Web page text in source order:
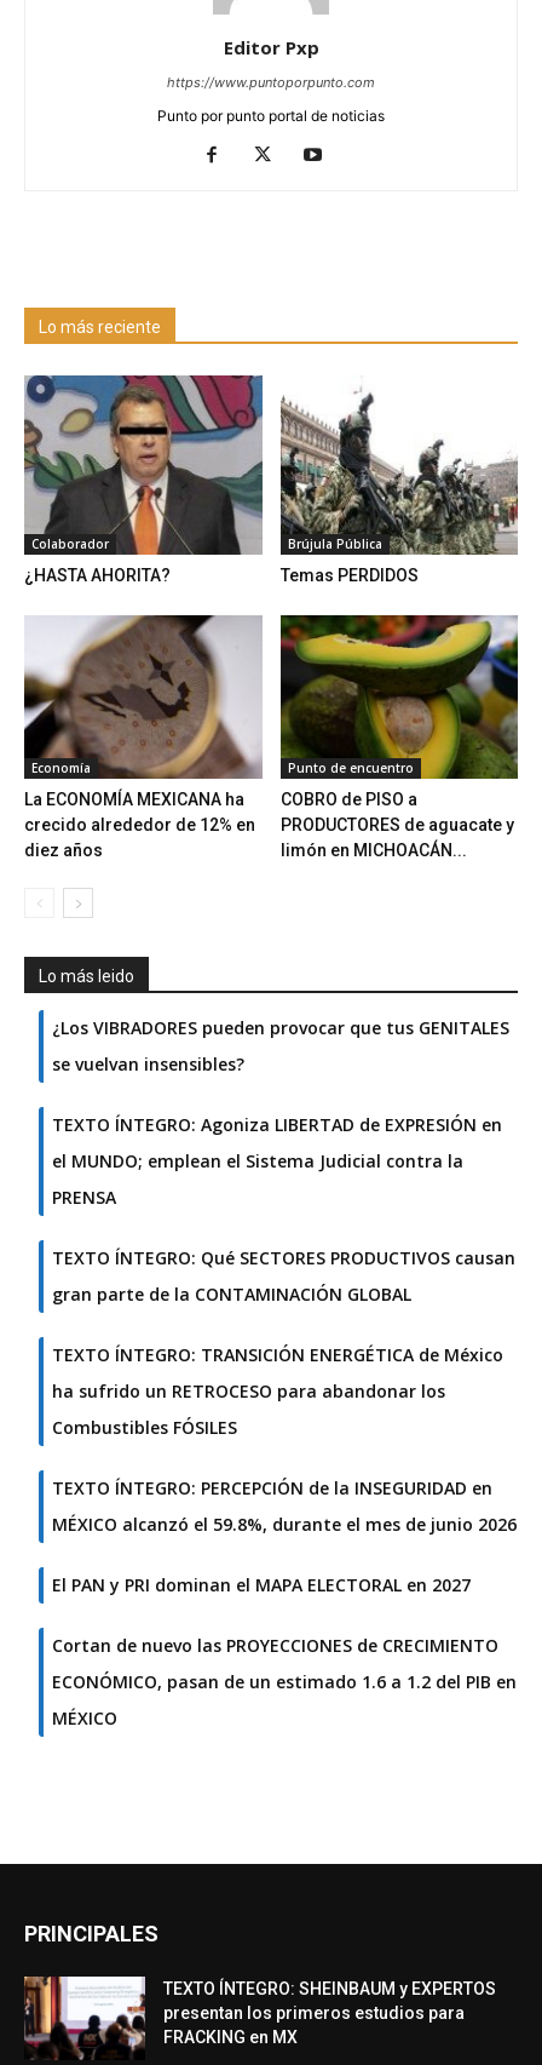
Editor Pxp
https://www.puntoporpunto.com
Punto por punto portal de noticias
Lo más reciente
Colaborador
¿HASTA AHORITA?
Brújula Pública
Temas PERDIDOS
Economía
La ECONOMÍA MEXICANA ha
crecido alrededor de 12% en
diez años
Punto de encuentro
COBRO de PISO a
PRODUCTORES de aguacate y
limón en MICHOACÁN...
Lo más leido
¿Los VIBRADORES pueden provocar que tus GENITALES
se vuelvan insensibles?
TEXTO ÍNTEGRO: Agoniza LIBERTAD de EXPRESIÓN en
el MUNDO; emplean el Sistema Judicial contra la
PRENSA
TEXTO ÍNTEGRO: Qué SECTORES PRODUCTIVOS causan
gran parte de la CONTAMINACIÓN GLOBAL
TEXTO ÍNTEGRO: TRANSICIÓN ENERGÉTICA de México
ha sufrido un RETROCESO para abandonar los
Combustibles FÓSILES
TEXTO ÍNTEGRO: PERCEPCIÓN de la INSEGURIDAD en
MÉXICO alcanzó el 59.8%, durante el mes de junio 2026
El PAN y PRI dominan el MAPA ELECTORAL en 2027
Cortan de nuevo las PROYECCIONES de CRECIMIENTO
ECONÓMICO, pasan de un estimado 1.6 a 1.2 del PIB en
MÉXICO
PRINCIPALES
TEXTO ÍNTEGRO: SHEINBAUM y EXPERTOS
presentan los primeros estudios para
FRACKING en MX